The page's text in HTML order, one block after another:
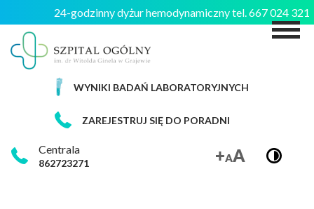
24-godzinny dyżur hemodynamiczny tel. 667 024 321
WYNIKI BADAŃ LABORATORYJNYCH
ZAREJESTRUJ SIĘ DO PORADNI
Centrala
862723271